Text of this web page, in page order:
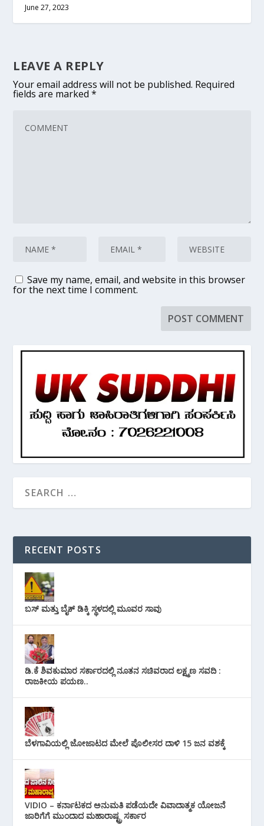
June 27, 2023
LEAVE A REPLY
Your email address will not be published. Required
fields are marked*
Save my name, email, and website in this browser
for the next time I comment.
RECENT POSTS
ಬಸ್ ಮತ್ತು ಬೈಕ್ ಡಿಕ್ಕಿ ಸ್ಥಳದಲ್ಲಿ ಮೂವರ ಸಾವು
ಡಿ.ಕೆ ಶಿವಕುಮಾರ ಸರ್ಕಾರದಲ್ಲಿ ನೂತನ ಸಚಿವರಾದ ಲಕ್ಷ್ಮಣ ಸವದಿ :
ರಾಜಕೀಯ ಪಯಣ..
ಬೆಳಗಾವಿಯಲ್ಲಿ ಜೋಜಾಟದ ಮೇಲೆ ಪೊಲೀಸರ ದಾಳಿ 15 ಜನ ವಶಕ್ಕೆ
VIDIO – ಕರ್ನಾಟಕದ ಅನುಮತಿ ಪಡೆಯದೇ ವಿವಾದಾತ್ಮಕ ಯೋಜನೆ
ಜಾರಿಗೆಗೆ ಮುಂದಾದ ಮಹಾರಾಷ್ಟ್ರ ಸರ್ಕಾರ